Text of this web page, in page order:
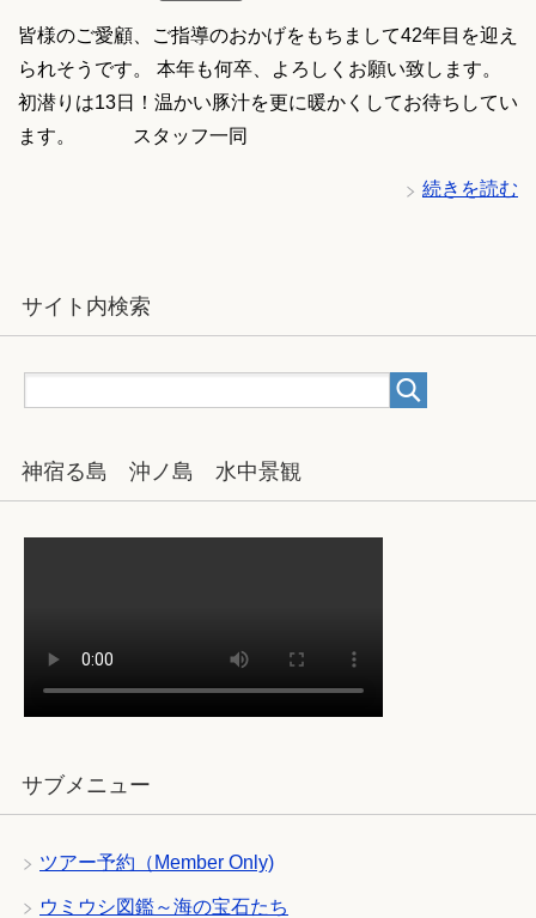
皆様のご愛顧、ご指導のおかげをもちまして42年目を迎え
られそうです。 本年も何卒、よろしくお願い致します。
初潜りは13日！温かい豚汁を更に暖かくしてお待ちしてい
ます。 スタッフ一同
続きを読む
サイト内検索
神宿る島 沖ノ島 水中景観
サブメニュー
ツアー予約（Member Only)
ウミウシ図鑑～海の宝石たち